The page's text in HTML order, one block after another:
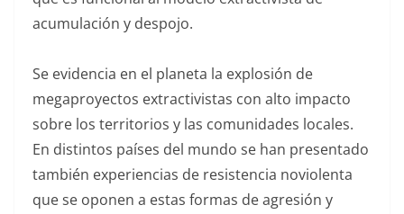
acumulación y despojo.
Se evidencia en el planeta la explosión de
megaproyectos extractivistas con alto impacto
sobre los territorios y las comunidades locales.
En distintos países del mundo se han presentado
también experiencias de resistencia noviolenta
que se oponen a estas formas de agresión y